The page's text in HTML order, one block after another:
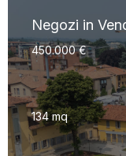
Negozi in
450.000 €
134 mq